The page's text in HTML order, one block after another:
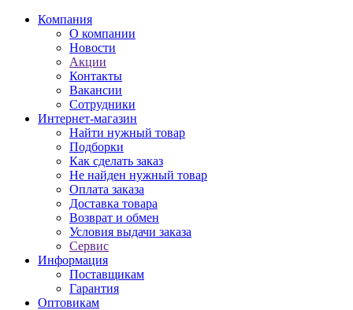
Компания
О компании
Новости
Акции
Контакты
Вакансии
Сотрудники
Интернет-магазин
Найти нужный товар
Подборки
Как сделать заказ
Не найден нужный товар
Оплата заказа
Доставка товара
Возврат и обмен
Условия выдачи заказа
Сервис
Информация
Поставщикам
Гарантия
Оптовикам